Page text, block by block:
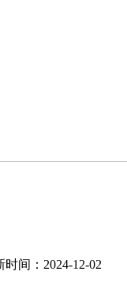
时间：2024-12-02